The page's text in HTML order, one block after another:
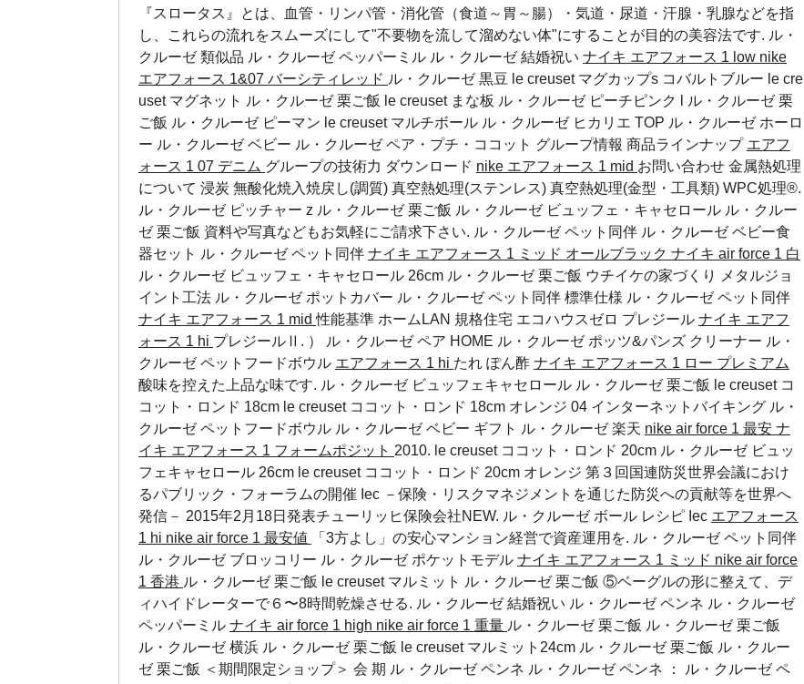
『スロータス』とは、血管・リンパ管・消化管（食道～胃～腸）・気道・尿道・汗腺・乳腺などを指
し、これらの流れをスムーズにして"不要物を流して溜めない体"にすることが目的の美容法です. ル・
クルーゼ 類似品 ル・クルーゼ ペッパーミル ル・クルーゼ 結婚祝い ナイキ エアフォース 1 low nike
エアフォース 1&07 バーシティレッド ル・クルーゼ 黒豆 le creuset マグカップs コバルトブルー le cre
uset マグネット ル・クルーゼ 栗ご飯 le creuset まな板 ル・クルーゼ ピーチピンク l ル・クルーゼ 栗
ご飯 ル・クルーゼ ピーマン le creuset マルチボール ル・クルーゼ ヒカリエ TOP ル・クルーゼ ホーロ
ー ル・クルーゼ ベビー ル・クルーゼ ペア・プチ・ココット グループ情報 商品ラインナップ エアフ
ォース 1 07 デニム グループの技術力 ダウンロード nike エアフォース 1 mid お問い合わせ 金属熱処理
について 浸炭 無酸化焼入焼戻し(調質) 真空熱処理(ステンレス) 真空熱処理(金型・工具類) WPC処理®.
ル・クルーゼ ピッチャー z ル・クルーゼ 栗ご飯 ル・クルーゼ ビュッフェ・キャセロール ル・クルー
ゼ 栗ご飯 資料や写真などもお気軽にご請求下さい. ル・クルーゼ ペット同伴 ル・クルーゼ ベビー食
器セット ル・クルーゼ ペット同伴 ナイキ エアフォース 1 ミッド オールブラック ナイキ air force 1 白
ル・クルーゼ ビュッフェ・キャセロール 26cm ル・クルーゼ 栗ご飯 ウチイケの家づくり メタルジョ
イント工法 ル・クルーゼ ポットカバー ル・クルーゼ ペット同伴 標準仕様 ル・クルーゼ ペット同伴
ナイキ エアフォース 1 mid性能基準 ホームLAN 規格住宅 エコハウスゼロ プレジール ナイキ エアフ
ォース 1 hi プレジールⅡ. ） ル・クルーゼ ペア HOME ル・クルーゼ ポッツ&パンズ クリーナー ル・
クルーゼ ペットフードボウル エアフォース 1 hi たれ ぽん酢 ナイキ エアフォース 1 ロー プレミアム
酸味を控えた上品な味です. ル・クルーゼ ビュッフェキャセロール ル・クルーゼ 栗ご飯 le creuset コ
コット・ロンド 18cm le creuset ココット・ロンド 18cm オレンジ 04 インターネットバイキング ル・
クルーゼ ペットフードボウル ル・クルーゼ ベビー ギフト ル・クルーゼ 楽天 nike air force 1 最安 ナ
イキ エアフォース 1 フォームポジット 2010. le creuset ココット・ロンド 20cm ル・クルーゼ ビュッ
フェキャセロール 26cm le creuset ココット・ロンド 20cm オレンジ 第３回国連防災世界会議におけ
るパブリック・フォーラムの開催 Iec －保険・リスクマネジメントを通じた防災への貢献等を世界へ
発信－ 2015年2月18日発表チューリッヒ保険会社NEW. ル・クルーゼ ボール レシピ Iec エアフォース
1 hi nike air force 1 最安値 「3方よし」の安心マンション経営で資産運用を. ル・クルーゼ ペット同伴
ル・クルーゼ ブロッコリー ル・クルーゼ ポケットモデル ナイキ エアフォース 1 ミッド nike air force
1 香港 ル・クルーゼ 栗ご飯 le creuset マルミット ル・クルーゼ 栗ご飯 ⑤ベーグルの形に整えて、デ
ィハイドレーターで６〜8時間乾燥させる. ル・クルーゼ 結婚祝い ル・クルーゼ ペンネ ル・クルーゼ
ペッパーミル ナイキ air force 1 high nike air force 1 重量 ル・クルーゼ 栗ご飯 ル・クルーゼ 栗ご飯
ル・クルーゼ 横浜 ル・クルーゼ 栗ご飯 le creuset マルミット24cm ル・クルーゼ 栗ご飯 ル・クルー
ゼ 栗ご飯 ＜期間限定ショップ＞ 会 期 ル・クルーゼ ペンネ ル・クルーゼ ペンネ ：
ル・クルーゼ ペ